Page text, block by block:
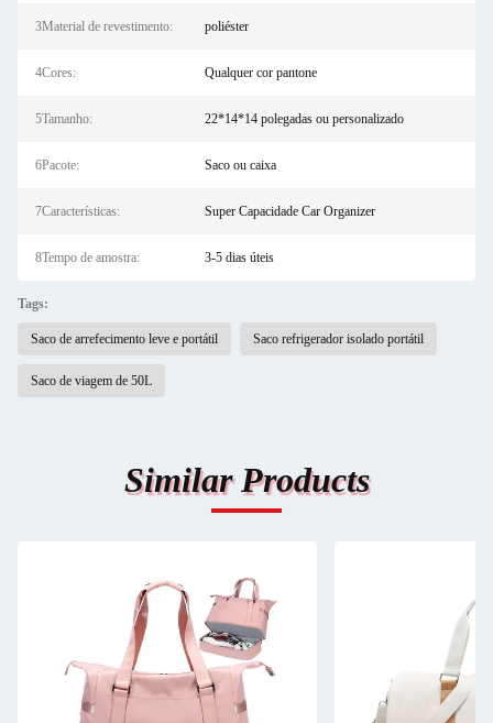
3Material de revestimento: poliéster
4Cores: Qualquer cor pantone
5Tamanho: 22*14*14 polegadas ou personalizado
6Pacote: Saco ou caixa
7Características: Super Capacidade Car Organizer
8Tempo de amostra: 3-5 dias úteis
Tags:
Saco de arrefecimento leve e portátil Saco refrigerador isolado portátil
Saco de viagem de 50L
Similar Products